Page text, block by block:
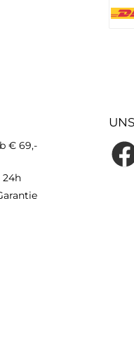
€ 69,-
24h